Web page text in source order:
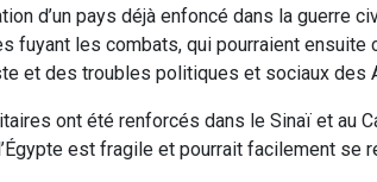
d’un pays déjà enfoncé dans la guerre
fuyant les combats, qui pourraient
et des troubles politiques et sociaux des
ont été renforcés dans le Sinaï et au
est fragile et pourrait facilement se